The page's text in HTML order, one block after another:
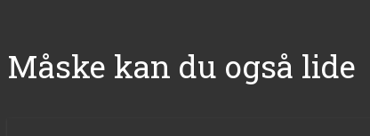
Måske kan du også lide